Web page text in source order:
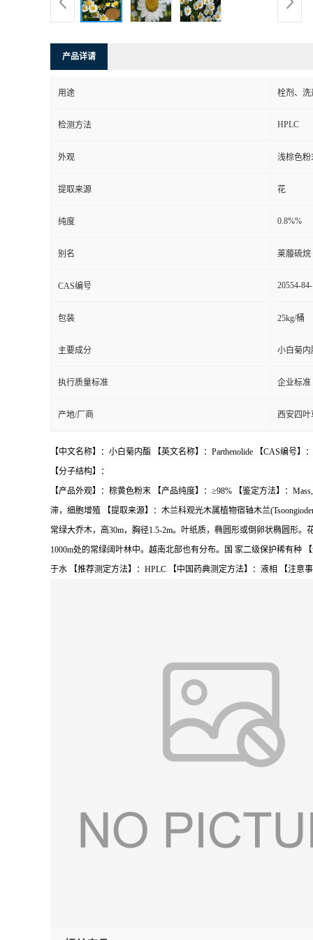
产品详请
用途 栓剂、洗
检测方法 HPLC
外观 浅棕色粉
提取来源 花
纯度 0.8%%
别名 莱菔硫烷
CAS编号 20554-
包装 25kg/桶
主要成分 小白菊内
执行质量标准 企业标准
产地/厂商 西安四
【中文名称】：小白菊内酯 【英文名称】：Parthenolide 【CAS编号
【分子结构】：
【产品外观】：棕黄色粉末 【产品纯度】：≥98% 【鉴定方法】：
滞，细胞增殖 【提取来源】：木兰科观光木属植物宿轴木兰
常绿大乔木，高30m，胸径1.5-2m。叶纸质，椭圆形或倒卵状椭圆形
1000m处的常绿阔叶林中。越南北部也有分布。国 家二级保护稀有种
于水 【推荐测定方法】：HPLC 【中国药典测定方法】：液相 【注意